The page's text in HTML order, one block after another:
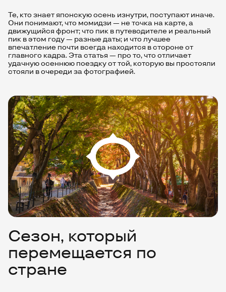
Те, кто знает японскую осень изнутри, поступают иначе.
Они понимают, что момидзи — не точка на карте, а
движущийся фронт; что пик в путеводителе и реальный
пик в этом году — разные даты; и что лучшее
впечатление почти всегда находится в стороне от
главного кадра. Эта статья — про то, что отличает
удачную осеннюю поездку от той, которую вы простояли
стояли в очереди за фотографией.
Сезон, который
перемещается по
стране